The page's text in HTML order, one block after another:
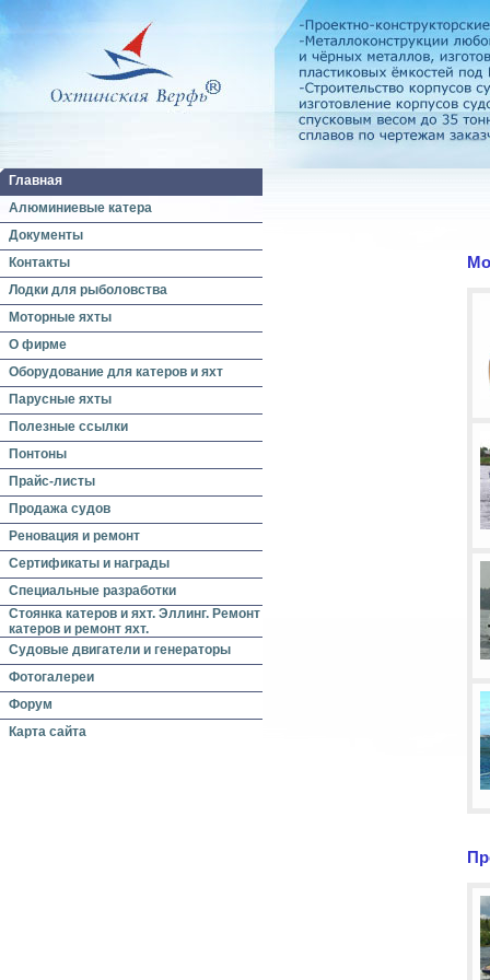
Главная
Алюминиевые катера
Документы
Контакты
Лодки для рыболовства
Моторные яхты
О фирме
Оборудование для катеров и яхт
Парусные яхты
Полезные ссылки
Понтоны
Прайс-листы
Продажа судов
Реновация и ремонт
Сертификаты и награды
Специальные разработки
Стоянка катеров и яхт. Эллинг. Ремонт
катеров и ремонт яхт.
Судовые двигатели и генераторы
Фотогалереи
Форум
Карта сайта